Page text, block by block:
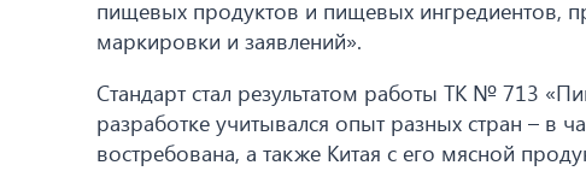
пищевых продуктов и пищевых ингредиентов,
маркировки и заявлений».
Стандарт стал результатом работы ТК № 713
разработке учитывался опыт разных стран – в
востребована, а также Китая с его мясной